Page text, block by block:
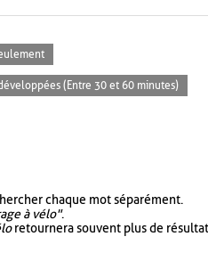
(Entre 30 et 60 minutes)
chaque mot séparément.
à vélo".
retournera souvent plus de résultat